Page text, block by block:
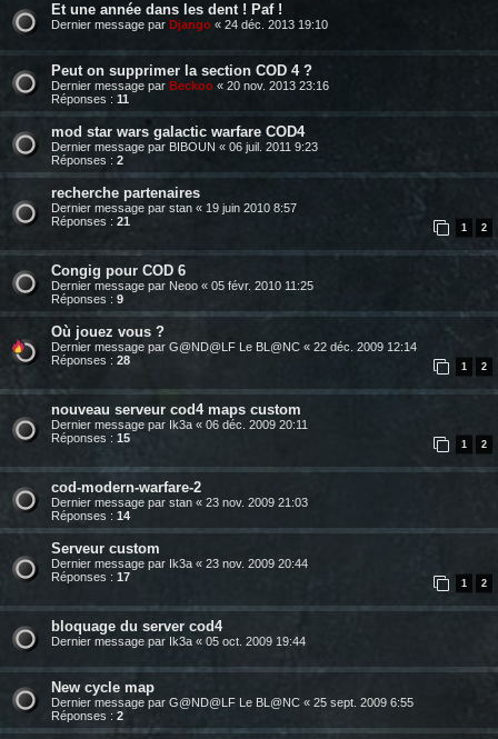
Et une année dans les dent ! Paf !
Dernier message par Django « 24 déc. 2013 19:10
Peut on supprimer la section COD 4 ?
Dernier message par Beckoo « 20 nov. 2013 23:16
Réponses : 11
mod star wars galactic warfare COD4
Dernier message par BIBOUN « 06 juil. 2011 9:23
Réponses : 2
recherche partenaires
Dernier message par stan « 19 juin 2010 8:57
Réponses : 21 1 2
Congig pour COD 6
Dernier message par Neoo « 05 févr. 2010 11:25
Réponses : 9
Où jouez vous ?
Dernier message par G@ND@LF Le BL@NC « 22 déc. 2009 12:14
Réponses : 28 1 2
nouveau serveur cod4 maps custom
Dernier message par Ik3a « 06 déc. 2009 20:11
Réponses : 15 1 2
cod-modern-warfare-2
Dernier message par stan « 23 nov. 2009 21:03
Réponses : 14
Serveur custom
Dernier message par Ik3a « 23 nov. 2009 20:44
Réponses : 17 1 2
bloquage du server cod4
Dernier message par Ik3a « 05 oct. 2009 19:44
New cycle map
Dernier message par G@ND@LF Le BL@NC « 25 sept. 2009 6:55
Réponses : 2